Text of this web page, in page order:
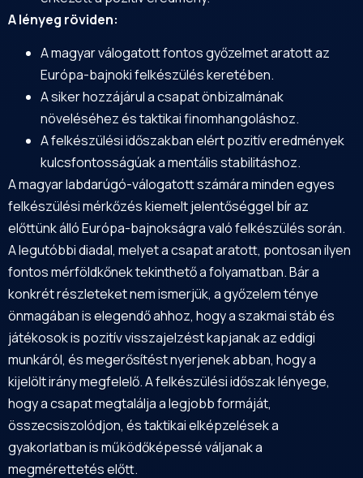
A lényeg röviden:
A magyar válogatott fontos győzelmet aratott az
Európa-bajnoki felkészülés keretében.
A siker hozzájárul a csapat önbizalmának
növeléséhez és taktikai finomhangoláshoz.
A felkészülési időszakban elért pozitív eredmények
kulcsfontosságúak a mentális stabilitáshoz.
A magyar labdarúgó-válogatott számára minden egyes
felkészülési mérkőzés kiemelt jelentőséggel bír az
előttünk álló Európa-bajnokságra való felkészülés során.
A legutóbbi diadal, melyet a csapat aratott, pontosan ilyen
fontos mérföldkőnek tekinthető a folyamatban. Bár a
konkrét részleteket nem ismerjük, a győzelem ténye
önmagában is elegendő ahhoz, hogy a szakmai stáb és
játékosok is pozitív visszajelzést kapjanak az eddigi
munkáról, és megerősítést nyerjenek abban, hogy a
kijelölt irány megfelelő. A felkészülési időszak lényege,
hogy a csapat megtalálja a legjobb formáját,
összecsiszolódjon, és taktikai elképzelések a
gyakorlatban is működőképessé váljanak a
megmérettetés előtt.